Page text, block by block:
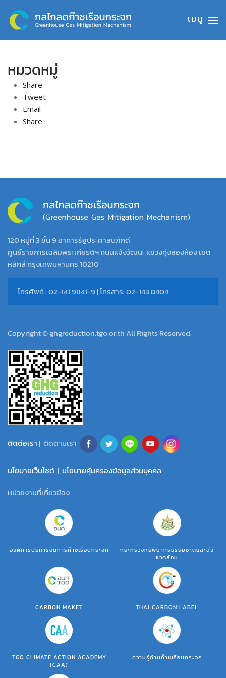
Skip to main content
หมวดหมู่
Share
Tweet
Email
Share
120 หมู่ที่ 3 ชั้น 9 อาคารรัฐประศาสนภักดี
ศูนย์ราชการเฉลิมพระเกียรติฯ ถนนแจ้งวัฒนะ แขวงทุ่งสองห้อง เขต
หลักสี่ กรุงเทพมหานคร 10210
โทรศัพท์ : 02-141 9841-9 | โทรสาร: 02-143 8404
Copyright © ghgreduction.tgo.or.th All Rights Reserved.
ติดต่อเรา| ติดตามเรา
นโยบายเว็บไซต์ | นโยบายคุ้มครองข้อมูลส่วนบุคคล
หน่วยงานที่เกี่ยวข้อง
องค์การบริหารจัดการก๊าซเรือนกระจก
กระทรวงทรัพยากรธรรมชาติและสิ่ง
แวดล้อม
CARBON MAKET THAI CARBON LABEL
TGO CLIMATE ACTION ACADEMY
(CAA)
ความรู้ด้านก๊าซเรือนกระจก